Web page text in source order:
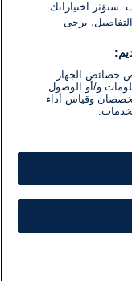
ستؤثر اختياراتك
يرجى
خصائص الجهاز
و/أو الوصول
وقياس أداء